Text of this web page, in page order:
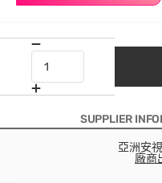
SUPPLIER
亞洲安
廠商